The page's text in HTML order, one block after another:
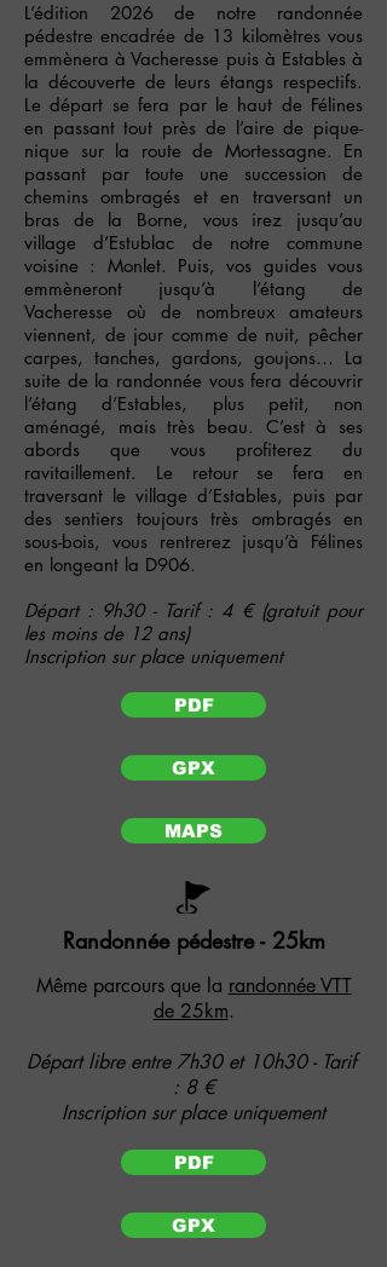
L’édition 2026 de notre randonnée
pédestre encadrée de 13 kilomètres vous
emmènera à Vacheresse puis à Estables à
la découverte de leurs étangs respectifs.
Le départ se fera par le haut de Félines
en passant tout près de l’aire de pique-
nique sur la route de Mortessagne. En
passant par toute une succession de
chemins ombragés et en traversant un
bras de la Borne, vous irez jusqu’au
village d’Estublac de notre commune
voisine : Monlet. Puis, vos guides vous
emmèneront jusqu’à l’étang de
Vacheresse où de nombreux amateurs
viennent, de jour comme de nuit, pêcher
carpes, tanches, gardons, goujons… La
suite de la randonnée vous fera découvrir
l’étang d’Estables, plus petit, non
aménagé, mais très beau. C’est à ses
abords que vous profiterez du
ravitaillement. Le retour se fera en
traversant le village d’Estables, puis par
des sentiers toujours très ombragés en
sous-bois, vous rentrerez jusqu’à Félines
en longeant la D906.
Départ : 9h30 - Tarif : 4 € (gratuit pour
les moins de 12 ans)
Inscription sur place uniquement
PDF
GPX
MAPS
Randonnée pédestre - 25km
Même parcours que la randonnée VTT
de 25km.
Départ libre entre 7h30 et 10h30 - Tarif
: 8 €
Inscription sur place uniquement
PDF
GPX